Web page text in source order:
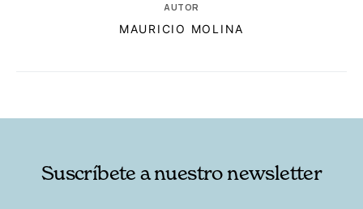
AUTOR
MAURICIO MOLINA
Suscríbete a nuestro newsletter